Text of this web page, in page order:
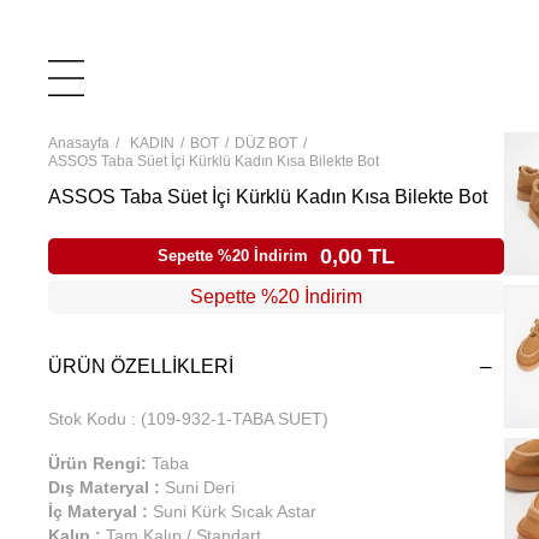
Anasayfa KADIN BOT
DÜZ BOT
ASSOS Taba Süet İçi Kürklü Kadın Kısa Bilekte Bot
ASSOS Taba Süet İçi Kürklü Kadın Kısa Bilekte Bot
Sepette %20 İndirim 0,00 TL
Sepette %20 İndirim
ÜRÜN ÖZELLIKLERI
Stok Kodu (109-932-1-TABA SUET)
Ürün Rengi: Taba
Dış Materyal : Suni Deri
İç Materyal : Suni Kürk Sıcak Astar